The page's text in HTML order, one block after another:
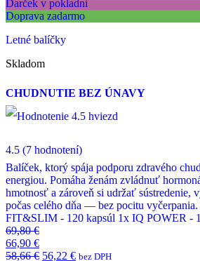
Darček v pokladni
Doprava zadarmo
Letné balíčky
Skladom
CHUDNUTIE BEZ ÚNAVY
4.5 (7 hodnotení)
Balíček, ktorý spája podporu zdravého
energiou. Pomáha ženám zvládnuť
hmotnosť a zároveň si udržať sústredenie,
počas celého dňa — bez pocitu
FIT&SLIM - 120 kapsúl 1x IQ POWER -
69,80€
66,90 €
58,66€ 56,22 € bez DPH